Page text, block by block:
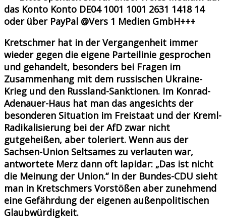
das Konto Konto DE04 1001 1001 2631 1418 14
oder über PayPal @Vers 1 Medien GmbH+++
Kretschmer hat in der Vergangenheit immer
wieder gegen die eigene Parteilinie gesprochen
und gehandelt, besonders bei Fragen im
Zusammenhang mit dem russischen Ukraine-
Krieg und den Russland-Sanktionen. Im Konrad-
Adenauer-Haus hat man das angesichts der
besonderen Situation im Freistaat und der Kreml-
Radikalisierung bei der AfD zwar nicht
gutgeheißen, aber toleriert. Wenn aus der
Sachsen-Union Seltsames zu verlauten war,
antwortete Merz dann oft lapidar: „Das ist nicht
die Meinung der Union.“ In der Bundes-CDU sieht
man in Kretschmers Vorstößen aber zunehmend
eine Gefährdung der eigenen außenpolitischen
Glaubwürdigkeit.